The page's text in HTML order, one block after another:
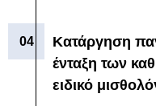
Κατάργηση
ένταξη των
ειδικό